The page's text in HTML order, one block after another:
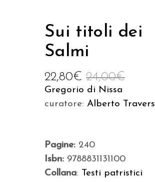
Sui titoli dei
Salmi
24,00€
22,80€
Gregorio di Nissa
curatore: Alberto
Pagine: 240
Isbn: 9788831131100
Collana: Testi patristici